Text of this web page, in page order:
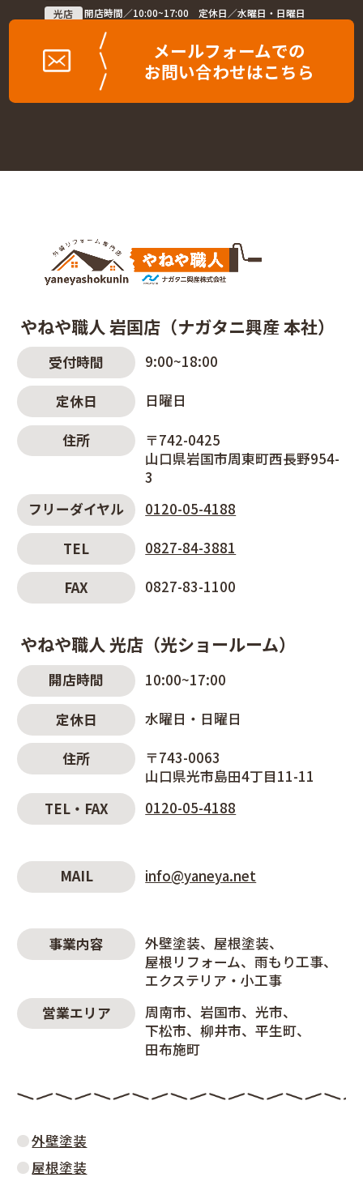
光店
開店時間／10:00~17:00 定休日／水曜日・日曜日
メールフォームでの
お問い合わせはこちら
やねや職人 岩国店（ナガタニ興産 本社）
受付時間 9:00~18:00
定休日 日曜日
住所
〒742-0425
山口県岩国市周東町西長野954-
3
フリーダイヤル
0120-05-4188
TEL 0827-84-3881
FAX 0827-83-1100
やねや職人 光店（光ショールーム）
開店時間 10:00~17:00
定休日 水曜日・日曜日
住所
〒743-0063
山口県光市島田4丁目11-11
TEL・FAX
0120-05-4188
MAIL info@yaneya.net
事業内容 外壁塗装
屋根塗装
屋根リフォーム
雨もり工事
エクステリア・小工事
営業エリア
周南市 岩国市
光市
下松市
柳井市
平生町
田布施町
外壁塗装
屋根塗装